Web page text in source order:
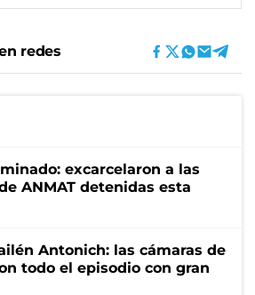
redes
excarcelaron a las
ANMAT detenidas esta
Antonich: las cámaras de
todo el episodio con gran